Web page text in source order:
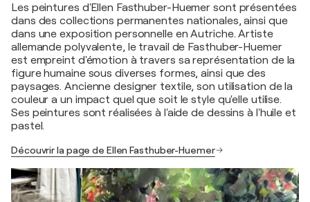
Les peintures d'Ellen Fasthuber-Huemer sont présentées
dans des collections permanentes nationales, ainsi que
dans une exposition personnelle en Autriche. Artiste
allemande polyvalente, le travail de Fasthuber-Huemer
est empreint d'émotion à travers sa représentation de la
figure humaine sous diverses formes, ainsi que des
paysages. Ancienne designer textile, son utilisation de la
couleur a un impact quel que soit le style qu'elle utilise.
Ses peintures sont réalisées à l'aide de dessins à l'huile et
pastel.
Découvrir la page de Ellen Fasthuber-Huemer